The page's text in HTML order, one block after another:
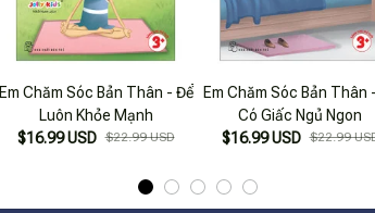
Em Chăm Sóc Bản Thân - Để
Luôn Khỏe Mạnh
$16.99 USD $22.99 USD
Em Chăm Sóc Bản Thân
Có Giấc Ngủ Ngon
$16.99 USD $22.99